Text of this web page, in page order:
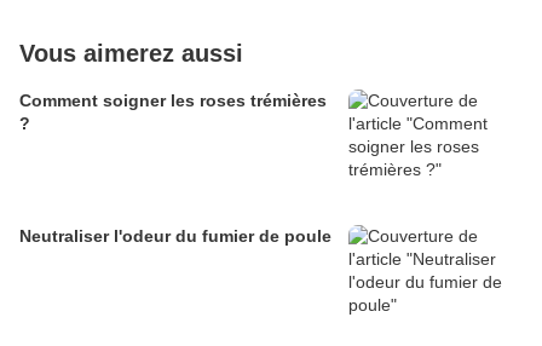
Vous aimerez aussi
Comment soigner les roses trémières
?
Neutraliser l'odeur du fumier de poule